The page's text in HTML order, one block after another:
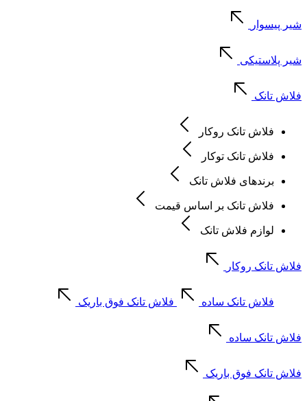
شیر پیسوار
شیر پلاستیکی
فلاش تانک
فلاش تانک روکار
فلاش تانک توکار
برندهای فلاش تانک
فلاش تانک بر اساس قیمت
لوازم فلاش تانک
فلاش تانک روکار
فلاش تانک ساده فلاش تانک فوق باریک
فلاش تانک ساده
فلاش تانک فوق باریک